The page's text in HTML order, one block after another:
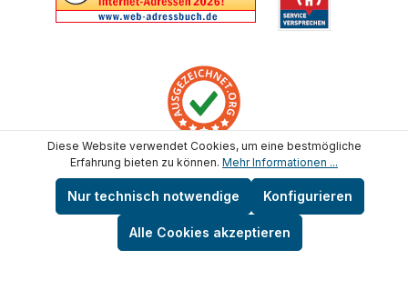
* Alle Preise inkl. gesetzl. Mehrwertsteuer zzgl.
Versandkosten
und ggf. Nachnahmegebühren, wenn
nicht anders angegeben.
Diese Website verwendet Cookies, um eine bestmögliche
Erfahrung bieten zu können. Mehr Informationen ...
Nur technisch notwendige Konfigurieren
Alle Cookies akzeptieren